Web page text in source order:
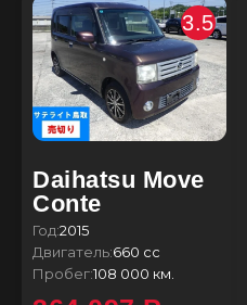
Daihatsu Move
Conte
3.5
Год:2015
Двигатель:660 сс
Пробег:108 000 км.